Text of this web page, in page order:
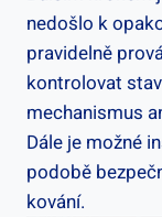
nedošlo k
pravidelně
kontrolovat
mechanismus
Dále je možné
podobě
kování.